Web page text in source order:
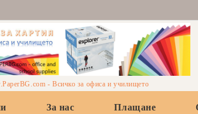
- Всичко за офиса и училището
За нас Плащане